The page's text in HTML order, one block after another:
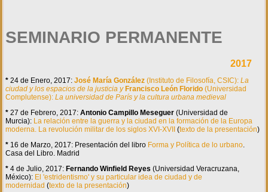
SEMINARIO PERMANENTE
2017
*24 de Enero, 2017:José María González (Instituto de Filosofía, CSIC):La
ciudad y los espacios de la justicia y Francisco León Florido (Universidad
Complutense):La universidad de París y la cultura urbana medieval
*27 de Febrero, 2017:Antonio Campillo Meseguer(Universidad de
Murcia): La relación entre la guerra y la ciudad en la formación de la Europa
moderna. La revolución militar de los siglos XVI-XVII
(texto de la presentación)
* 16 de Marzo, 2017: Presentación del libro Forma y Política de lo urbano.
Casa del Libro. Madrid
*4 de Julio, 2017: Fernando Winfield Reyes (Universidad Veracruzana,
México): El 'estridentismo' y su particular idea de ciudad y de
modernidad (texto de la presentación)